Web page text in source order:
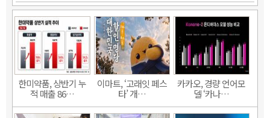
한미약품, 상반기 누
적 매출 86…
이마트, ‘고래잇 페스
타’ 개…
카카오, 경량 언어모
델 ‘카나…